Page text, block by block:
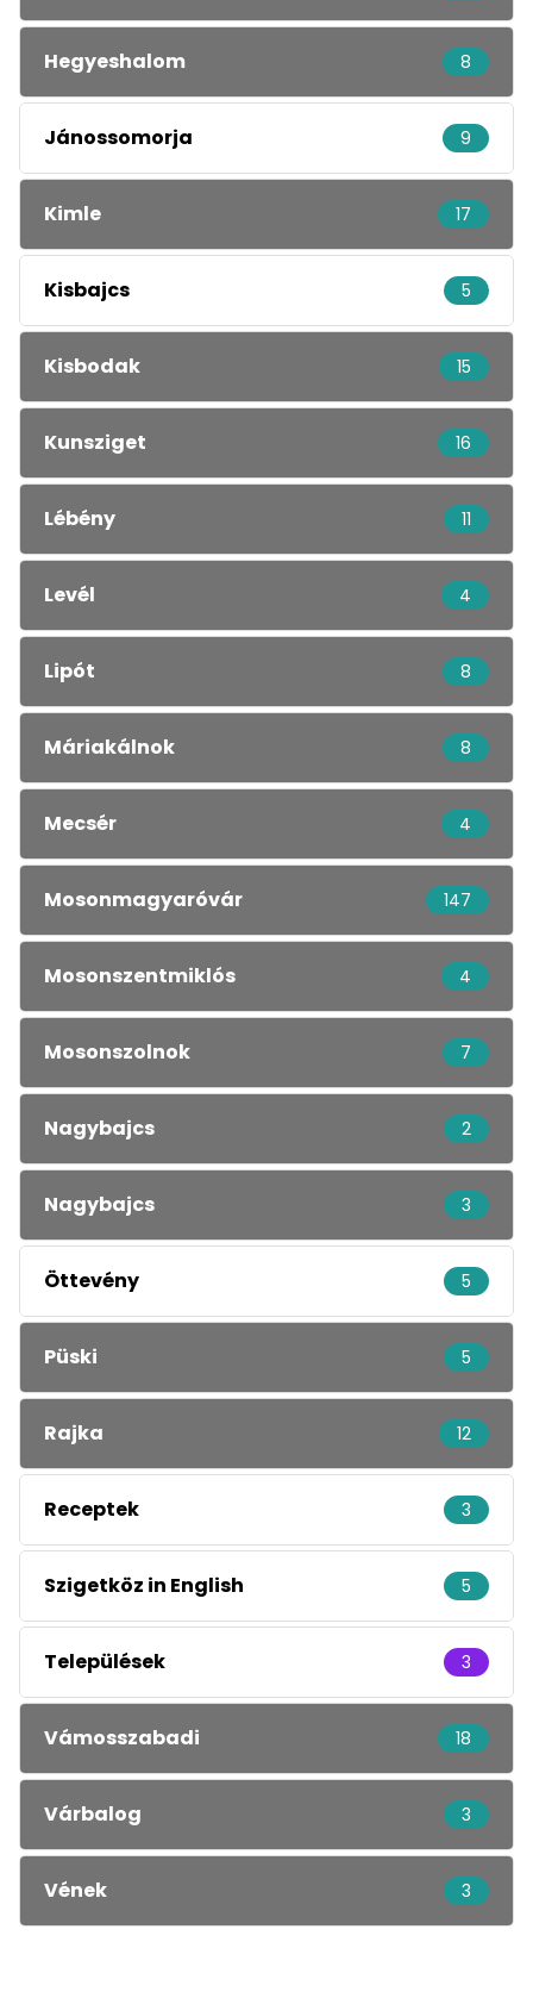
Hegyeshalom 8
Jánossomorja 9
Kimle 17
Kisbajcs 5
Kisbodak 15
Kunsziget 16
Lébény 11
Levél 4
Lipót 8
Máriakálnok 8
Mecsér 4
Mosonmagyaróvár 147
Mosonszentmiklós 4
Mosonszolnok 7
Nagybajcs 2
Nagybajcs 3
Öttevény 5
Püski 5
Rajka 12
Receptek 3
Szigetköz in English 5
Települések 3
Vámosszabadi 18
Várbalog 3
Vének 3